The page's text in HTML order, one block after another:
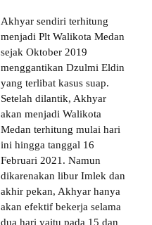
Akhyar sendiri terhitung
menjadi Plt Walikota Medan
sejak Oktober 2019
menggantikan Dzulmi Eldin
yang terlibat kasus suap.
Setelah dilantik, Akhyar
akan menjadi Walikota
Medan terhitung mulai hari
ini hingga tanggal 16
Februari 2021. Namun
dikarenakan libur Imlek dan
akhir pekan, Akhyar hanya
akan efektif bekerja selama
dua hari yaitu pada 15 dan